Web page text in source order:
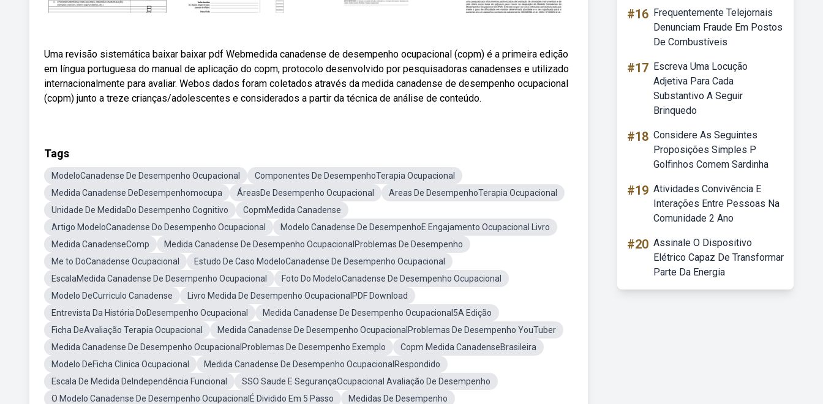
Uma revisão sistemática baixar baixar pdf Webmedida canadense de desempenho ocupacional (copm) é a primeira edição
em língua portuguesa do manual de aplicação do copm, protocolo desenvolvido por pesquisadoras canadenses e utilizado
internacionalmente para avaliar. Webos dados foram coletados através da medida canadense de desempenho ocupacional
(copm) junto a treze crianças/adolescentes e considerados a partir da técnica de análise de conteúdo.
Tags
ModeloCanadense De Desempenho Ocupacional
Componentes De DesempenhoTerapia Ocupacional
Medida Canadense DeDesempenhomocupa
ÁreasDe Desempenho Ocupacional
Areas De DesempenhoTerapia Ocupacional
Unidade De MedidaDo Desempenho Cognitivo
CopmMedida Canadense
Artigo ModeloCanadense Do Desempenho Ocupacional
Modelo Canadense De DesempenhoE Engajamento Ocupacional Livro
Medida CanadenseComp
Medida Canadense De Desempenho OcupacionalProblemas De Desempenho
Me to DoCanadense Ocupacional
Estudo De Caso ModeloCanadense De Desempenho Ocupacional
EscalaMedida Canadense De Desempenho Ocupacional
Foto Do ModeloCanadense De Desempenho Ocupacional
Modelo DeCurriculo Canadense
Livro Medida De Desempenho OcupacionalPDF Download
Entrevista Da História DoDesempenho Ocupacional
Medida Canadense De Desempenho Ocupacional5A Edição
Ficha DeAvaliação Terapia Ocupacional
Medida Canadense De Desempenho OcupacionalProblemas De Desempenho YouTuber
Medida Canadense De Desempenho OcupacionalProblemas De Desempenho Exemplo
Copm Medida CanadenseBrasileira
Modelo DeFicha Clinica Ocupacional
Medida Canadense De Desempenho OcupacionalRespondido
Escala De Medida DeIndependência Funcional
SSO Saude E SegurançaOcupacional Avaliação De Desempenho
O Modelo Canadense De Desempenho OcupacionalÉ Dividido Em 5 Passo
Medidas De Desempenho
#16 Frequentemente Telejornais
Denunciam Fraude Em Postos
De Combustíveis
#17 Escreva Uma Locução
Adjetiva Para Cada
Substantivo A Seguir
Brinquedo
#18 Considere As Seguintes
Proposições Simples P
Golfinhos Comem Sardinha
#19 Atividades Convivência E
Interações Entre Pessoas Na
Comunidade 2 Ano
#20 Assinale O Dispositivo
Elétrico Capaz De Transformar
Parte Da Energia